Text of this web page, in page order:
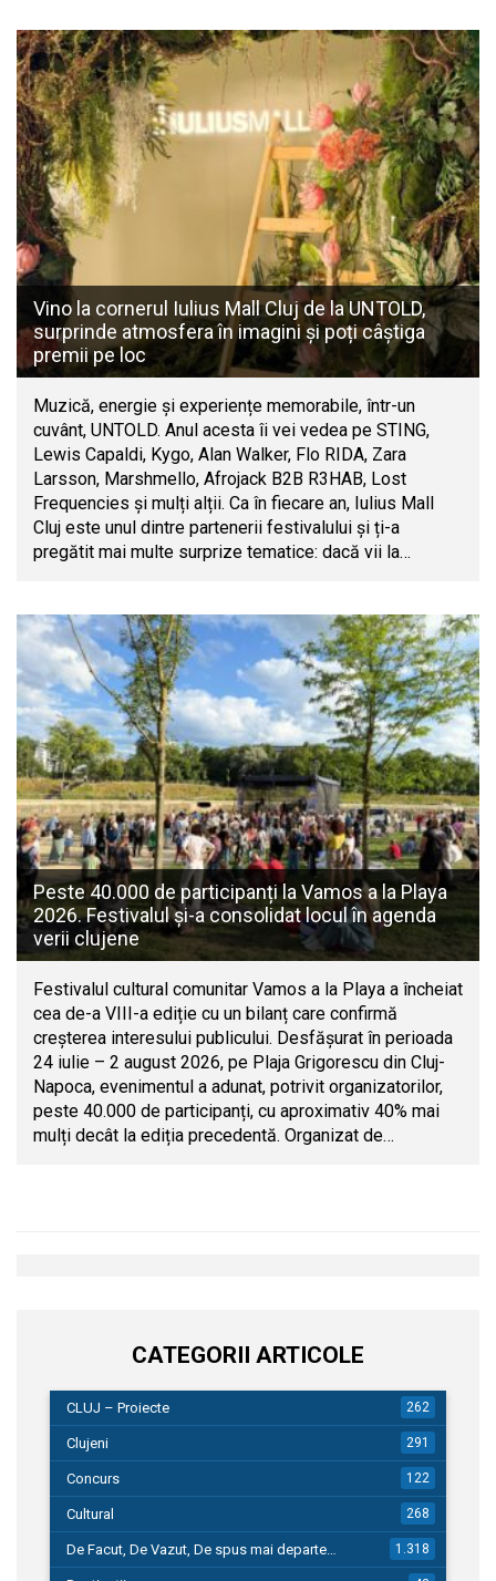
Vino la cornerul Iulius Mall Cluj de la UNTOLD,
surprinde atmosfera în imagini și poți câștiga
premii pe loc
Muzică, energie și experiențe memorabile, într-un
cuvânt, UNTOLD. Anul acesta îi vei vedea pe STING,
Lewis Capaldi, Kygo, Alan Walker, Flo RIDA, Zara
Larsson, Marshmello, Afrojack B2B R3HAB, Lost
Frequencies și mulți alții. Ca în fiecare an, Iulius Mall
Cluj este unul dintre partenerii festivalului și ți-a
pregătit mai multe surprize tematice: dacă vii la…
Peste 40.000 de participanți la Vamos a la Playa
2026. Festivalul și-a consolidat locul în agenda
verii clujene
Festivalul cultural comunitar Vamos a la Playa a încheiat
cea de-a VIII-a ediție cu un bilanț care confirmă
creșterea interesului publicului. Desfășurat în perioada
24 iulie – 2 august 2026, pe Plaja Grigorescu din Cluj-
Napoca, evenimentul a adunat, potrivit organizatorilor,
peste 40.000 de participanți, cu aproximativ 40% mai
mulți decât la ediția precedentă. Organizat de…
CATEGORII ARTICOLE
CLUJ – Proiecte 262
Clujeni 291
Concurs 122
Cultural 268
De Facut, De Vazut, De spus mai departe… 1.318